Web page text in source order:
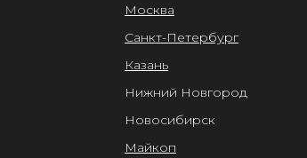
Москва
Санкт-Петербург
Казань
Нижний Новгород
Новосибирск
Майкоп